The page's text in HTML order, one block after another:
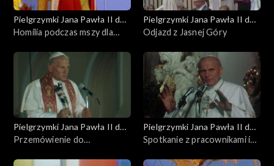
Pielgrzymki Jana Pawła II do
Polski
Homilia podczas mszy dla
Pielgrzymki Jana Pawła II do
Polski
Odjazd z Jasnej Góry
Pielgrzymki Jana Pawła II do
Polski
Przemówienie do
Pielgrzymki Jana Pawła II do
Polski
Spotkanie z pracownikami i